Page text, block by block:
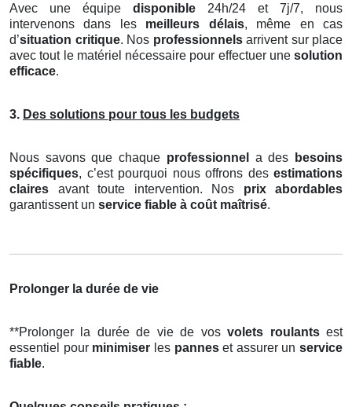
Avec une équipe disponible 24h/24 et 7j/7, nous
intervenons dans les meilleurs délais, même en cas
d’situation critique. Nos professionnelsarrivent sur place
avec tout le matériel nécessaire pour effectuer une solution
efficace.
3. Des solutions pour tous les budgets
Nous savons que chaque professionnel a des
besoins
spécifiques, c’est pourquoi nous offrons des estimations
claires avant toute intervention. Nos prix abordables
garantissent un service fiable à coût maîtrisé.
Prolonger la durée de vie
**Prolonger la durée de vie de vosvolets roulantsest
essentiel pour minimiser les panneset assurer un service
fiable.